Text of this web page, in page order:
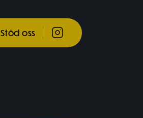
Stöd oss